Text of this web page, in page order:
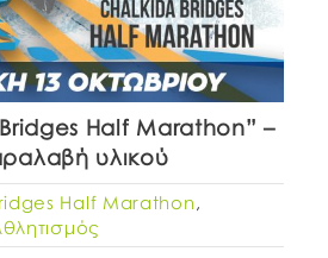
Half Marathon” –
υλικού
Half Marathon ,